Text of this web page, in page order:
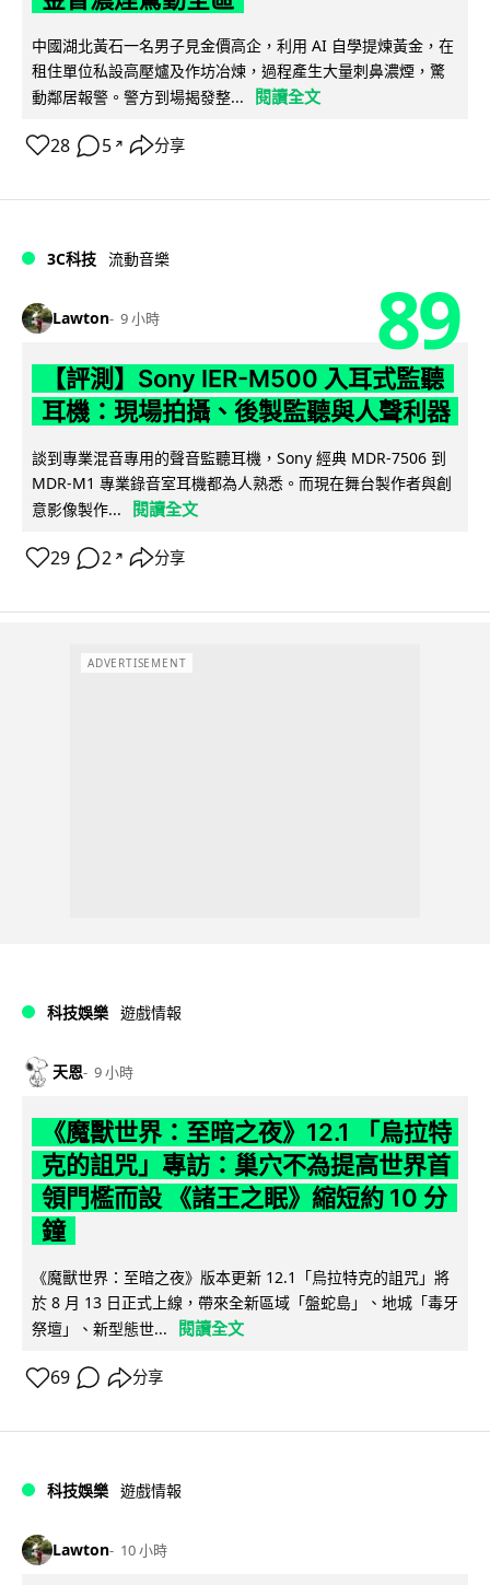
中國湖北黃石一名男子見金價高企，利用 AI 自學提煉黃金，在
租住單位私設高壓爐及作坊冶煉，過程產生大量刺鼻濃煙，驚
動鄰居報警。警方到場揭發整...
閱讀全文
28 5 ↗ 分享
3C科技 流動音樂
Lawton 9 小時 89
【評測】Sony IER-M500 入耳式監聽
耳機：現場拍攝、後製監聽與人聲利器
談到專業混音專用的聲音監聽耳機，Sony 經典 MDR-7506 到
MDR-M1 專業錄音室耳機都為人熟悉。而現在舞台製作者與創
意影像製作...
閱讀全文
29 2 ↗ 分享
ADVERTISEMENT
科技娛樂 遊戲情報
天恩 9 小時
《魔獸世界：至暗之夜》12.1 「烏拉特
克的詛咒」專訪：巢穴不為提高世界首
領門檻而設 《諸王之眠》縮短約 10 分
鐘
《魔獸世界：至暗之夜》版本更新 12.1「烏拉特克的詛咒」將
於 8 月 13 日正式上線，帶來全新區域「盤蛇島」、地城「毒牙
祭壇」、新型態世...
閱讀全文
69 分享
科技娛樂 遊戲情報
Lawton 10 小時